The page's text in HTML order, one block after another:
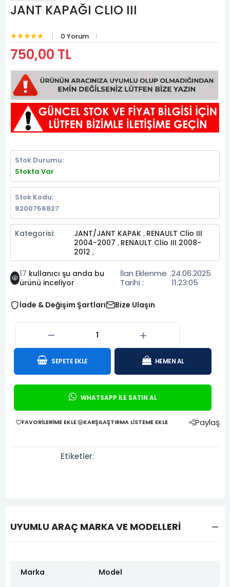
JANT KAPAĞI CLIO III
★★★★★ 0 Yorum
750,00 TL
Stok Durumu:
Stokta Var
Stok Kodu:
8200756827
Kategorisi: JANT/JANT KAPAK , RENAULT Clio III
2004-2007 , RENAULT Clio III 2008-
2012 ,
17 kullanıcı şu anda bu
ürünü inceliyor
İlan Eklenme
Tarihi :
24.06.2025
11:23:05
İade & Değişim Şartları Bize Ulaşın
SEPETE EKLE HEMEN AL
WHATSAPP İLE SATIN AL
FAVORILERIME EKLE KARŞILAŞTIRMA LISTEME EKLE Paylaş
Etiketler:
UYUMLU ARAÇ MARKA VE MODELLERİ
Marka Model